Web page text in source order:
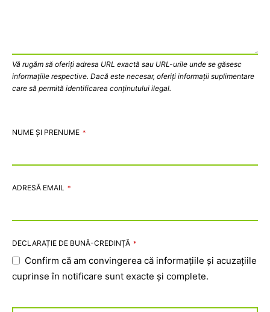
Vă rugăm să oferiți adresa URL exactă sau URL-urile unde se găsesc
informațiile respective. Dacă este necesar, oferiți informații suplimentare
care să permită identificarea conținutului ilegal.
NUME ȘI PRENUME *
ADRESĂ EMAIL *
DECLARAȚIE DE BUNĂ-CREDINȚĂ *
Confirm că am convingerea că informațiile și acuzațiile
cuprinse în notificare sunt exacte și complete.